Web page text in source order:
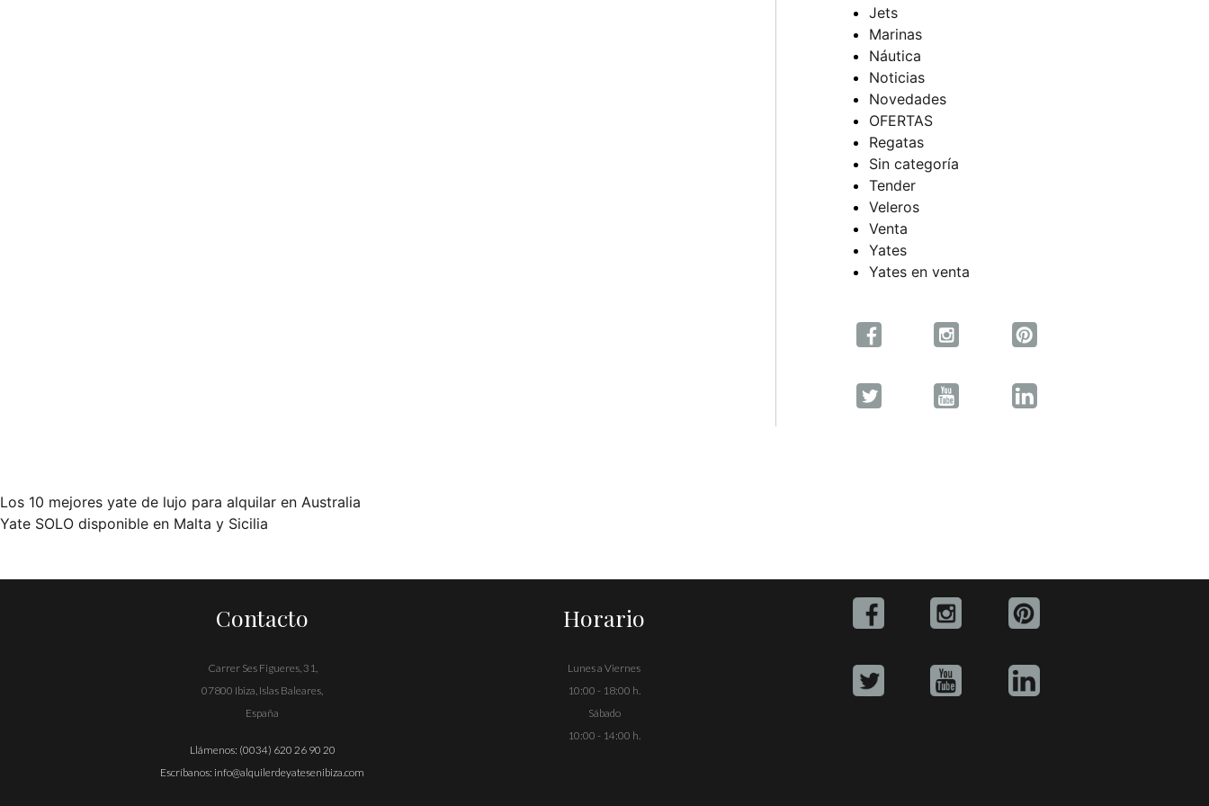
Jets
Marinas
Náutica
Noticias
Novedades
OFERTAS
Regatas
Sin categoría
Tender
Veleros
Venta
Yates
Yates en venta
Navegación
de
Los 10 mejores yate de lujo para alquilar en Australia
Yate SOLO disponible en Malta y Sicilia
Contacto
Carrer Ses Figueres, 31,
07800 Ibiza, Islas Baleares,
España
Llámenos: (0034) 620 26 90 20
Escríbanos: info@alquilerdeyatesenibiza.com
Horario
Lunes a Viernes
10:00 - 18:00 h.
Sábado
10:00 - 14:00 h.